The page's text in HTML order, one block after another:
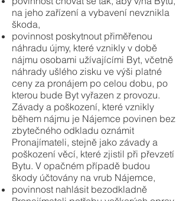
na jeho zařízení a vybavení nevznikla
škoda,
povinnost poskytnout přiměřenou
náhradu újmy, které vznikly v době
nájmu osobami užívajícími Byt, včetně
náhrady ušlého zisku ve výši platné
ceny za pronájem po celou dobu, po
kterou bude Byt vyřazen z provozu.
Závady a poškození, které vznikly
během nájmu je Nájemce povinen bez
zbytečného odkladu oznámit
Pronajímateli, stejně jako závady a
poškození věcí, které zjistil při převzetí
Bytu. V opačném případě budou
škody účtovány na vrub Nájemce,
povinnost nahlásit bezodkladně